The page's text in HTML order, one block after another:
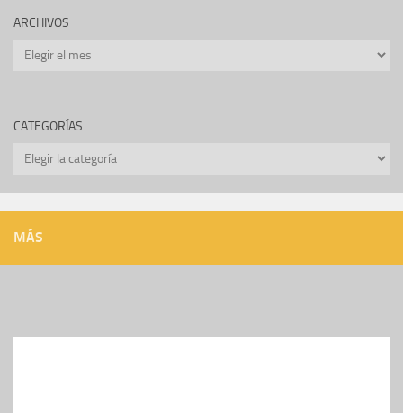
ARCHIVOS
Archivos
CATEGORÍAS
Categorías
MÁS